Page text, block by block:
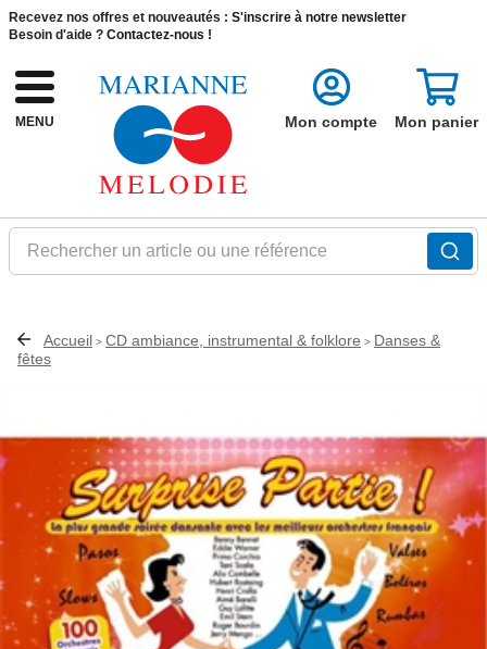
Recevez nos offres et nouveautés : S'inscrire à notre newsletter
Besoin d'aide ? Contactez-nous !
MENU
Rechercher un article ou une référence
Mon compte Mon panier
Accueil > CD ambiance, instrumental & folklore > Danses &
fêtes